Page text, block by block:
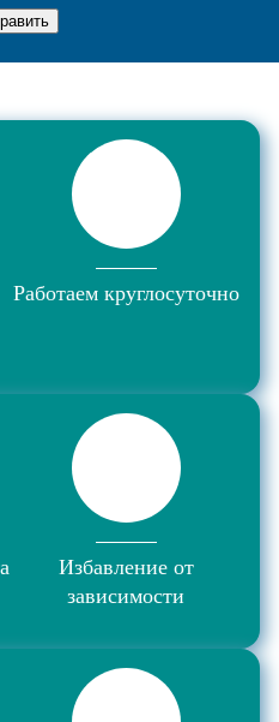
Работаем круглосуточно
Избавление от
зависимости